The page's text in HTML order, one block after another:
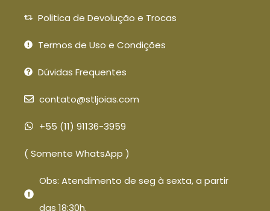
Politica de Devolução e Trocas
Termos de Uso e Condições
Dúvidas Frequentes
contato@stljoias.com
+55 (11) 91136-3959
( Somente WhatsApp )
Obs: Atendimento de seg à sexta, a partir
das 18:30h.